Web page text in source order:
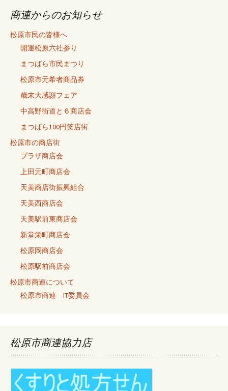
記
事
商連からのお知らせ
松原市民の皆様へ
開運松原六社参り
まつばら市民まつり
松原市元希者商品券
歳末大感謝フェア
中高野街道と６商店会
まつばら100円笑店街
松原市の商店街
プラザ商店会
上田元町商店会
天美商店街振興組合
天美西商店会
天美駅前東商店会
新堂栄町商店会
松原岡商店会
松原駅前商店会
松原市商連について
松原市商連 IT委員会
松原市商連協力店